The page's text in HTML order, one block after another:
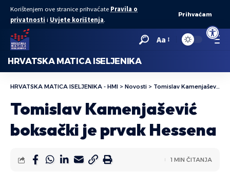
Open
Korištenjem ove stranice prihvaćate Pravila o
privatnosti i Uvjete korištenja.
Prihvaćam
Aa
HRVATSKA MATICA ISELJENIKA
HRVATSKA MATICA ISELJENIKA - HMI > Novosti > Tomislav Kamenjašević boksački je prvak Hessena
Tomislav Kamenjašević
boksački je prvak Hessena
1 MIN ČITANJA